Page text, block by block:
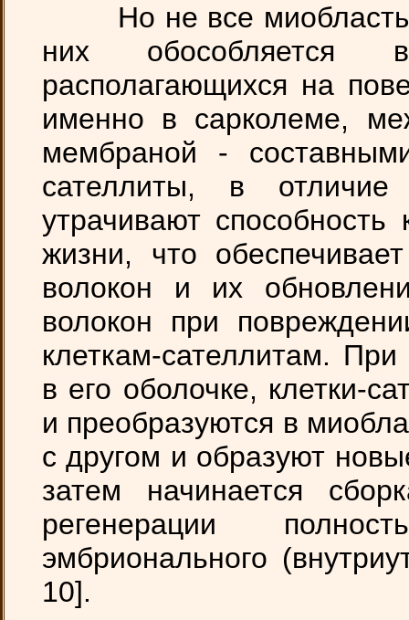
Но не все миобласты
них обособляется
располагающихся на
именно в сарколеме,
мембраной -
сателлиты, в
утрачивают
жизни, что
волокон и их
волокон при
клеткам-сателлитам.
в его оболочке, клетки-
и преобразуются в
с другом и образуют
затем начинается
регенерации
эмбрионального
10].